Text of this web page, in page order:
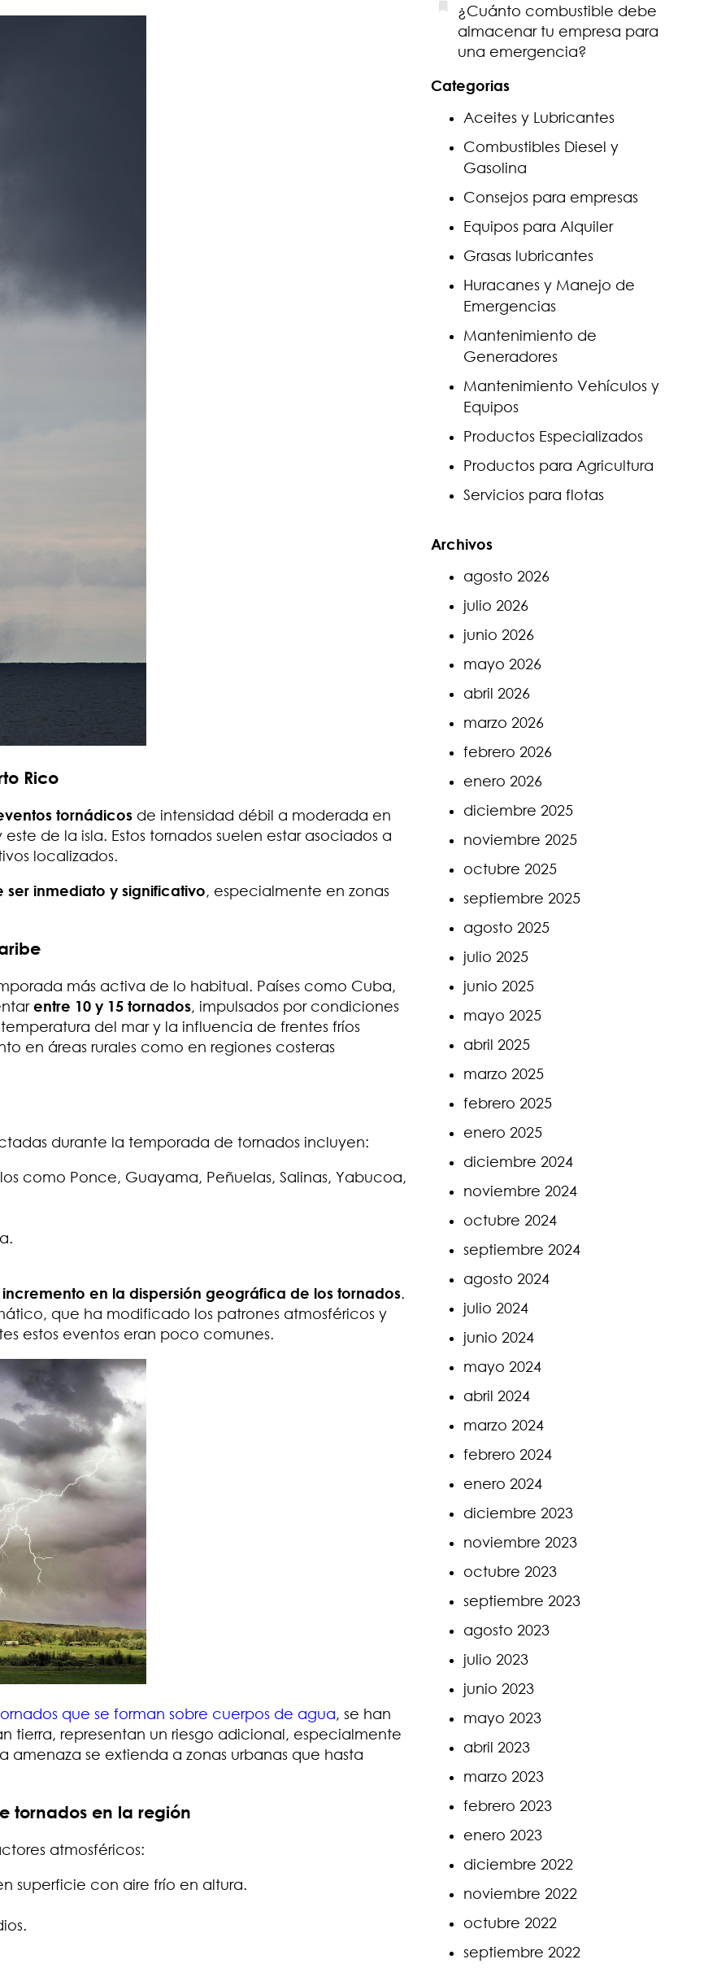
Rico
tornádicos de intensidad débil a moderada en
de la isla. Estos tornados suelen estar asociados a
localizados.
inmediato y significativo, especialmente en zonas
más activa de lo habitual. Países como Cuba,
entre 10 y 15 tornados, impulsados por condiciones
del mar y la influencia de frentes fríos
en áreas rurales como en regiones costeras
durante la temporada de tornados incluyen:
como Ponce, Guayama, Peñuelas, Salinas, Yabucoa,
incremento en la dispersión geográfica de los tornados.
que ha modificado los patrones atmosféricos y
estos eventos eran poco comunes.
que se forman sobre cuerpos de agua, se han
tierra, representan un riesgo adicional, especialmente
amenaza se extienda a zonas urbanas que hasta
tornados en la región
atmosféricos:
superficie con aire frío en altura.
¿Cuánto combustible debe
almacenar tu empresa para
una emergencia?
Categorias
Aceites y Lubricantes
Combustibles Diesel y
Gasolina
Consejos para empresas
Equipos para Alquiler
Grasas lubricantes
Huracanes y Manejo de
Emergencias
Mantenimiento de
Generadores
Mantenimiento Vehículos y
Equipos
Productos Especializados
Productos para Agricultura
Servicios para flotas
Archivos
agosto 2026
julio 2026
junio 2026
mayo 2026
abril 2026
marzo 2026
febrero 2026
enero 2026
diciembre 2025
noviembre 2025
octubre 2025
septiembre 2025
agosto 2025
julio 2025
junio 2025
mayo 2025
abril 2025
marzo 2025
febrero 2025
enero 2025
diciembre 2024
noviembre 2024
octubre 2024
septiembre 2024
agosto 2024
julio 2024
junio 2024
mayo 2024
abril 2024
marzo 2024
febrero 2024
enero 2024
diciembre 2023
noviembre 2023
octubre 2023
septiembre 2023
agosto 2023
julio 2023
junio 2023
mayo 2023
abril 2023
marzo 2023
febrero 2023
enero 2023
diciembre 2022
noviembre 2022
octubre 2022
septiembre 2022